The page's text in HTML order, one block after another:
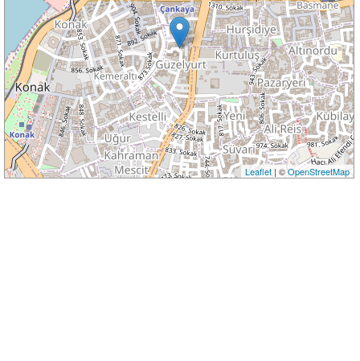
Leaflet| ©OpenStreetMap